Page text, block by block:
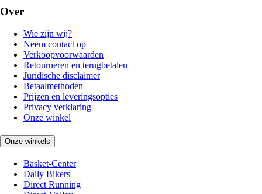
Over
Wie zijn wij?
Neem contact op
Verkoopvoorwaarden
Retourneren en terugbetalen
Juridische disclaimer
Betaalmethoden
Prijzen en leveringsopties
Privacy verklaring
Onze winkel
Onze winkels
Basket-Center
Daily Bikers
Direct Running